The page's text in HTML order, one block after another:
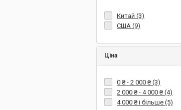
Китай (3)
США (9)
Ціна
0 ₴- 2 000 ₴(3)
2 000 ₴- 4 000 ₴(4)
4 000 ₴і більше (5)